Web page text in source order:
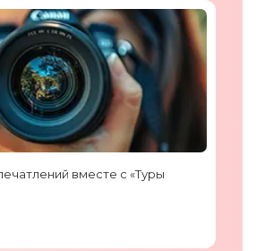
вместе с «Туры